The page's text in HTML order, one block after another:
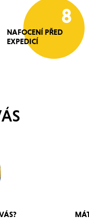
8
NAFOCENÍ PŘED
EXPEDICÍ